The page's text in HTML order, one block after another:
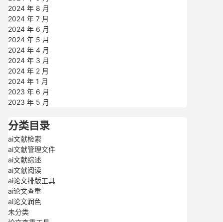
2024 年 8 月
2024 年 7 月
2024 年 6 月
2024 年 5 月
2024 年 4 月
2024 年 3 月
2024 年 2 月
2024 年 1 月
2023 年 6 月
2023 年 5 月
分类目录
ai文献检索
ai文献管理文件
ai文献综述
ai文献阅读
ai论文排版工具
ai论文查重
ai论文润色
未分类